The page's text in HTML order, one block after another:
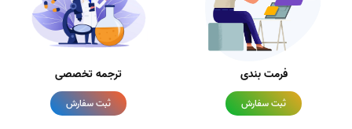
فرمت بندی
ثبت سفارش
ترجمه تخصصی
ثبت سفارش